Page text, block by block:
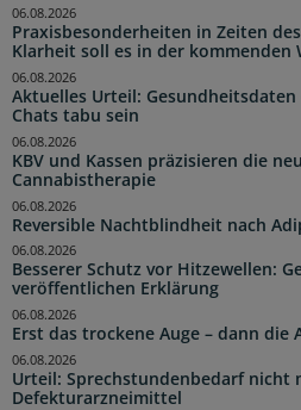
Praxisbesonderheiten in Zeiten des
Klarheit soll es in der kommenden
06.08.2026
Aktuelles Urteil:
Chats tabu sein
06.08.2026
KBV und Kassen präzisieren die
Cannabistherapie
06.08.2026
Reversible Nachtblindheit nach
06.08.2026
Besserer Schutz vor Hitzewellen:
veröffentlichen Erklärung
06.08.2026
Erst das trockene Auge – dann die
06.08.2026
Urteil: Sprechstundenbedarf nicht
Defekturarzneimittel
06.08.2026